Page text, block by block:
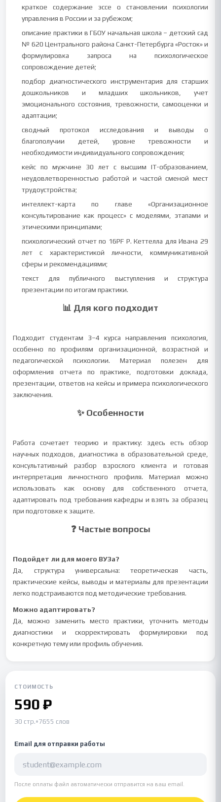
краткое содержание эссе о становлении психологии
управления в России и за рубежом;
описание практики в ГБОУ начальная школа – детский сад
№ 620 Центрального района Санкт-Петербурга «Росток» и
формулировка запроса на психологическое
сопровождение детей;
подбор диагностического инструментария для старших
дошкольников и младших школьников, учет
эмоционального состояния, тревожности, самооценки и
адаптации;
сводный протокол исследования и выводы о
благополучии детей, уровне тревожности и
необходимости индивидуального сопровождения;
кейс по мужчине 30 лет с высшим IT-образованием,
неудовлетворенностью работой и частой сменой мест
трудоустройства;
интеллект-карта по главе «Организационное
консультирование как процесс» с моделями, этапами и
этическими принципами;
психологический отчет по 16PF Р. Кеттелла для Ивана 29
лет с характеристикой личности, коммуникативной
сферы и рекомендациями;
текст для публичного выступления и структура
презентации по итогам практики.
📊 Для кого подходит
Подходит студентам 3–4 курса направления психология,
особенно по профилям организационной, возрастной и
педагогической психологии. Материал полезен для
оформления отчета по практике, подготовки доклада,
презентации, ответов на кейсы и примера психологического
заключения.
✨ Особенности
Работа сочетает теорию и практику: здесь есть обзор
научных подходов, диагностика в образовательной среде,
консультативный разбор взрослого клиента и готовая
интерпретация личностного профиля. Материал можно
использовать как основу для собственного отчета,
адаптировать под требования кафедры и взять за образец
при подготовке к защите.
❓ Частые вопросы
Подойдет ли для моего ВУЗа?
Да, структура универсальна: теоретическая часть,
практические кейсы, выводы и материалы для презентации
легко подстраиваются под методические требования.
Можно адаптировать?
Да, можно заменить место практики, уточнить методы
диагностики и скорректировать формулировки под
конкретную тему или профиль обучения.
СТОИМОСТЬ
590 ₽
30 стр.•7655 слов
Email для отправки работы
После оплаты файл автоматически отправится на ваш email.